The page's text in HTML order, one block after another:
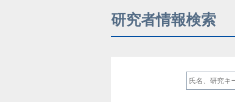
研究者情報検索